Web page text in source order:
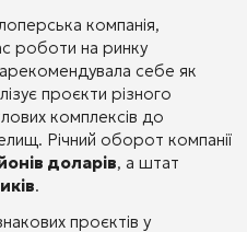
компанія,
роботи на ринку
себе як
проєкти різного
комплексів до
Річний оборот компанії
доларів, а штат
.
проєктів у